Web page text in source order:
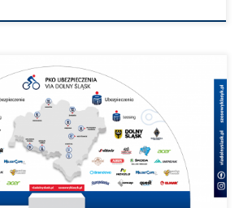
zasugerowana zmiana sposobu
rok. Jednak po 10 osób na scenie to
I tak jesteśmy wdzięczni za duży kredyt
przeprowadzenia wyścigu. Dlatego
nagród za KG 2020r. Nagrody
głównej przy Hotelu Sobotel, […]